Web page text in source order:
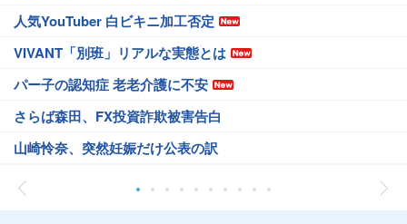
人気YouTuber 白ビキニ加工否定
VIVANT「別班」リアルな実態とは
パー子の認知症 老老介護に不安
さらば森田、FX投資詐欺被害告白
山崎怜奈、突然妊娠だけ公表の訳